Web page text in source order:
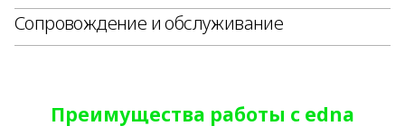
Сопровождение и обслуживание
Преимущества работы с edna